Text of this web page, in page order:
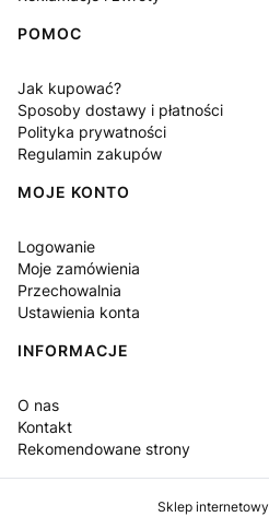
POMOC
Jak kupować?
Sposoby dostawy i płatności
Polityka prywatności
Regulamin zakupów
MOJE KONTO
Logowanie
Moje zamówienia
Przechowalnia
Ustawienia konta
INFORMACJE
O nas
Kontakt
Rekomendowane strony
Sklep internetowy